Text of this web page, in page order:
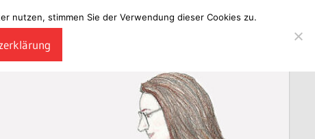
nutzen, stimmen Sie der Verwendung dieser Cookies zu.